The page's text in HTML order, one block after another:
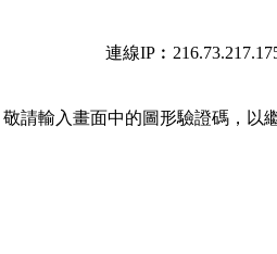
連線
請輸入畫面中的圖形驗證碼，以